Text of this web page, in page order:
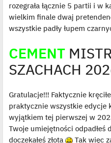
o
j
e
d
y
z
y
p
o
rozegrała łącznie 5 partii i w
wielkim finale dwaj
wszystkie padły łupem
CEMENT
SZACHACH
Gratulacje!!! Faktycznie
praktycznie wszystkie edycje
wyjątkiem tej pierwszej w
Twoje umiejętności odpadłeś
doczekałeś złota
Tak więc